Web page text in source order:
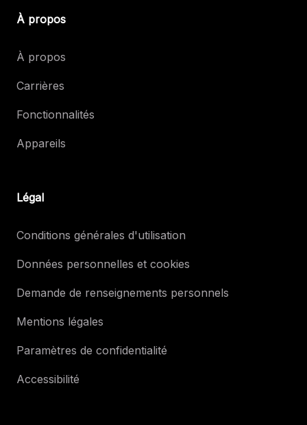
À propos
À propos
Carrières
Fonctionnalités
Appareils
Légal
Conditions générales d'utilisation
Données personnelles et cookies
Demande de renseignements personnels
Mentions légales
Paramètres de confidentialité
Accessibilité